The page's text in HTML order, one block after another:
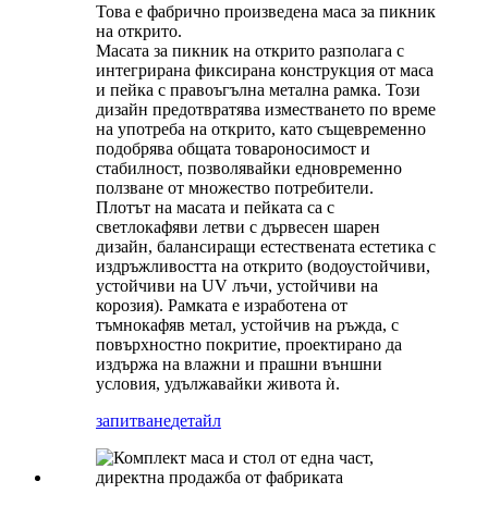
Това е фабрично произведена маса за пикник
на открито.
Масата за пикник на открито разполага с
интегрирана фиксирана конструкция от маса
и пейка с правоъгълна метална рамка. Този
дизайн предотвратява изместването по време
на употреба на открито, като същевременно
подобрява общата товароносимост и
стабилност, позволявайки едновременно
ползване от множество потребители.
Плотът на масата и пейката са с
светлокафяви летви с дървесен шарен
дизайн, балансиращи естествената естетика с
издръжливостта на открито (водоустойчиви,
устойчиви на UV лъчи, устойчиви на
корозия). Рамката е изработена от
тъмнокафяв метал, устойчив на ръжда, с
повърхностно покритие, проектирано да
издържа на влажни и прашни външни
условия, удължавайки живота ѝ.
запитванедетайл